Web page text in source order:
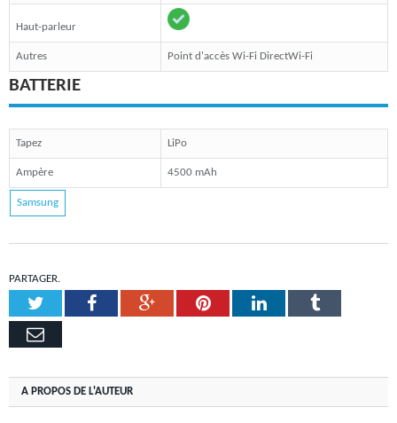
Haut-parleur
Autres Point d'accès Wi-Fi DirectWi-Fi
BATTERIE
Tapez LiPo
Ampère 4500 mAh
Samsung
PARTAGER.
TwitterFacebookGoogle+PinterestLinkedInTumblr
Email
A PROPOS DE L'AUTEUR